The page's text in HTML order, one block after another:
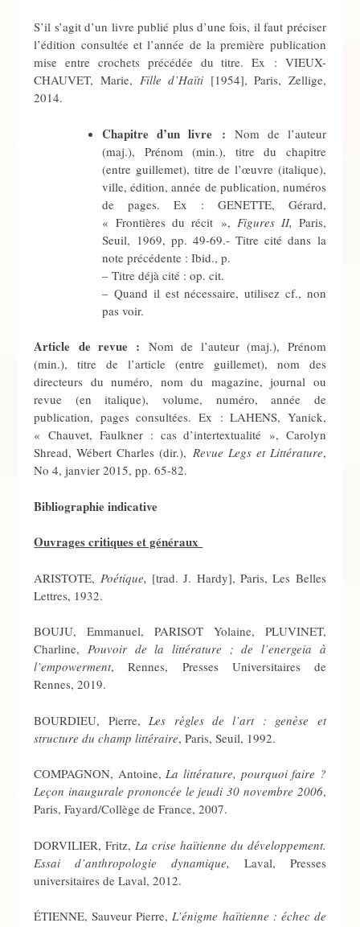
S’il s’agit d’un livre publié plus d’une fois, il faut préciser
l’édition consultée et l’année de la première publication
mise entre crochets précédée du titre. Ex : VIEUX-
CHAUVET, Marie, Fille d’Haïti [1954], Paris, Zellige,
2014.
Chapitre d’un livre : Nom de l’auteur
(maj.), Prénom (min.), titre du chapitre
(entre guillemet), titre de l’œuvre (italique),
ville, édition, année de publication, numéros
de pages. Ex : GENETTE, Gérard,
« Frontières du récit », Figures II, Paris,
Seuil, 1969, pp. 49-69.- Titre cité dans la
note précédente : Ibid., p.
– Titre déjà cité : op. cit.
– Quand il est nécessaire, utilisez cf., non
pas voir.
Article de revue : Nom de l’auteur (maj.), Prénom
(min.), titre de l’article (entre guillemet), nom des
directeurs du numéro, nom du magazine, journal ou
revue (en italique), volume, numéro, année de
publication, pages consultées. Ex : LAHENS, Yanick,
« Chauvet, Faulkner : cas d’intertextualité », Carolyn
Shread, Wébert Charles (dir.), Revue Legs et Littérature,
No 4, janvier 2015, pp. 65-82.
Bibliographie indicative
Ouvrages critiques et généraux
ARISTOTE, Poétique, [trad. J. Hardy], Paris, Les Belles
Lettres, 1932.
BOUJU, Emmanuel, PARISOT Yolaine, PLUVINET,
Charline,Pouvoir de la littérature ; de l’energeia à
l’empowerment, Rennes, Presses Universitaires de
Rennes, 2019.
BOURDIEU, Pierre, Les règles de l’art : genèse et
structure du champ littéraire, Paris, Seuil, 1992.
COMPAGNON, Antoine,La littérature, pourquoi faire ?
Leçon inaugurale prononcée le jeudi 30 novembre 2006,
Paris, Fayard/Collège de France, 2007.
DORVILIER, Fritz, La crise haïtienne du développement.
Essai d’anthropologie dynamique, Laval, Presses
universitaires de Laval, 2012.
ÉTIENNE, Sauveur Pierre,L’énigme haïtienne : échec de